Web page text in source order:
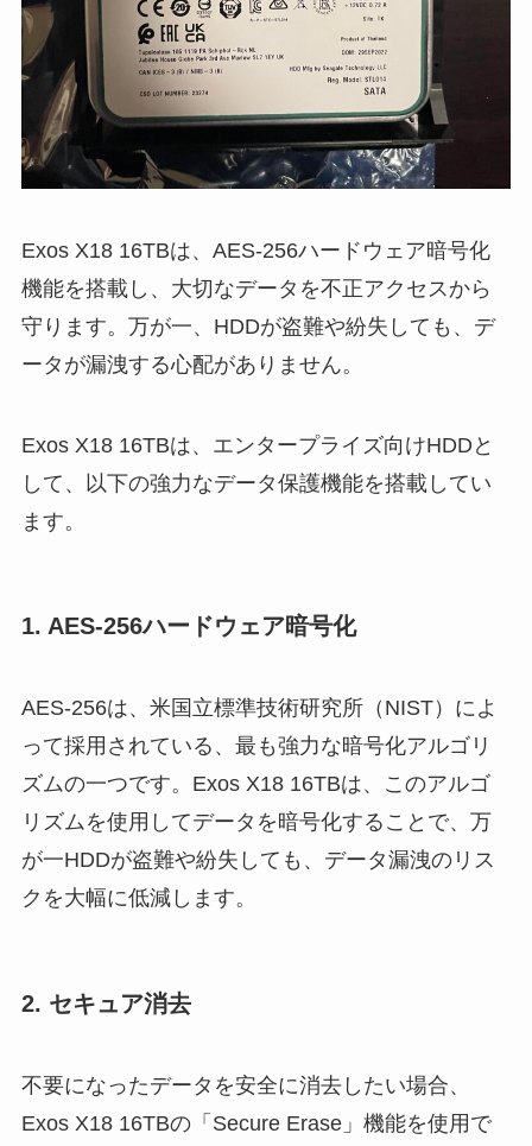
Exos X18 16TBは、AES-256ハードウェア暗号化
機能を搭載し、大切なデータを不正アクセスから
守ります。万が一、HDDが盗難や紛失しても、デ
ータが漏洩する心配がありません。
Exos X18 16TBは、エンタープライズ向けHDDと
して、以下の強力なデータ保護機能を搭載してい
ます。
1. AES-256ハードウェア暗号化
AES-256は、米国立標準技術研究所（NIST）によ
って採用されている、最も強力な暗号化アルゴリ
ズムの一つです。Exos X18 16TBは、このアルゴ
リズムを使用してデータを暗号化することで、万
が一HDDが盗難や紛失しても、データ漏洩のリス
クを大幅に低減します。
2. セキュア消去
不要になったデータを安全に消去したい場合、
Exos X18 16TBの「Secure Erase」機能を使用で